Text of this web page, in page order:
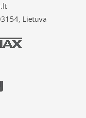
Lietuva